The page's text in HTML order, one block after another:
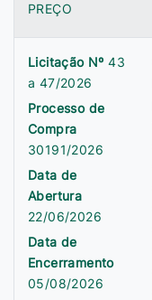
PREÇO
Licitação Nº43
a 47/2026
Processo de
Compra
30191/2026
Data de
Abertura
22/06/2026
Data de
Encerramento
05/08/2026